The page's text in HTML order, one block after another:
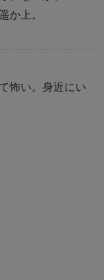
か上。
怖い。身近にい